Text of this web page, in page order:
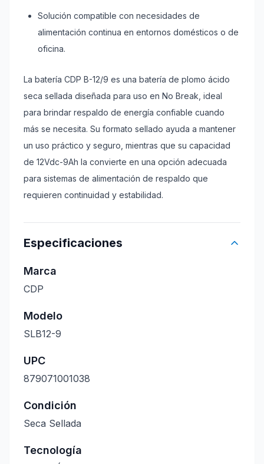
Solución compatible con necesidades de
alimentación continua en entornos domésticos o de
oficina.
La batería CDP B-12/9 es una batería de plomo ácido
seca sellada diseñada para uso en No Break, ideal
para brindar respaldo de energía confiable cuando
más se necesita. Su formato sellado ayuda a mantener
un uso práctico y seguro, mientras que su capacidad
de 12Vdc-9Ah la convierte en una opción adecuada
para sistemas de alimentación de respaldo que
requieren continuidad y estabilidad.
Especificaciones
Marca
CDP
Modelo
SLB12-9
UPC
879071001038
Condición
Seca Sellada
Tecnología